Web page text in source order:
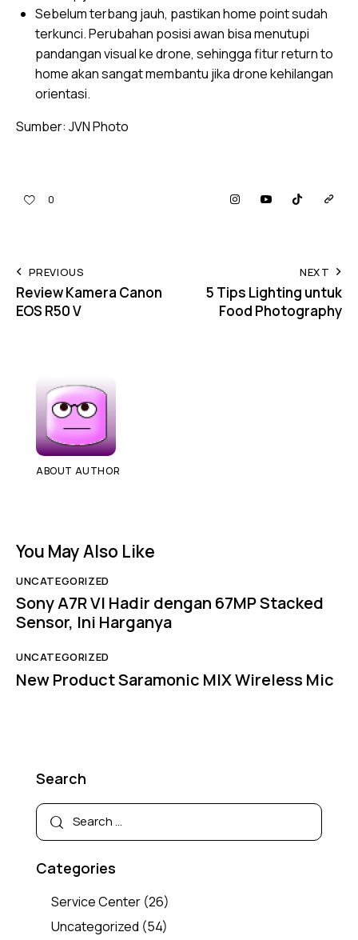
Sebelum terbang jauh, pastikan home point sudah
terkunci. Perubahan posisi awan bisa menutupi
pandangan visual ke drone, sehingga fitur return to
home akan sangat membantu jika drone kehilangan
orientasi.
Sumber: JVN Photo
0
PREVIOUS
Review Kamera Canon
EOS R50 V
NEXT
5 Tips Lighting untuk
Food Photography
ABOUT AUTHOR
You May Also Like
UNCATEGORIZED
Sony A7R VI Hadir dengan 67MP Stacked
Sensor, Ini Harganya
UNCATEGORIZED
New Product Saramonic MIX Wireless Mic
Search
Categories
Service Center (26)
Uncategorized (54)